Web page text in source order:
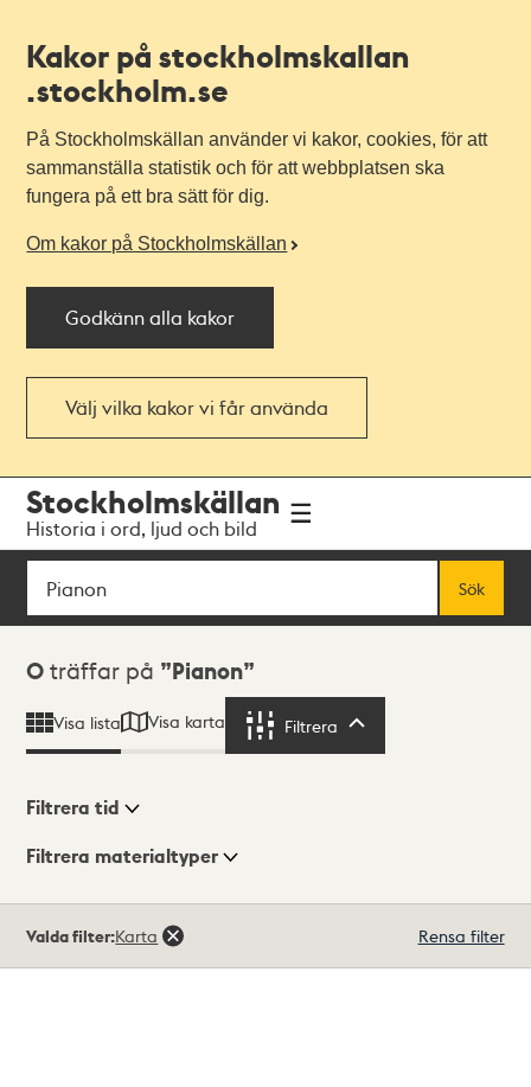
Kakor på stockholmskallan
.stockholm.se
På Stockholmskällan använder vi kakor, cookies, för att
sammanställa statistik och för att webbplatsen ska
fungera på ett bra sätt för dig.
Om kakor på Stockholmskällan
Godkänn alla kakor
Välj vilka kakor vi får använda
navigationen
huvudinnehållet
Stockholmskällan
Historia i ord, ljud och bild
Sök
Sök
Sökresultat
0 träffar på Pianon
Visa lista Visa karta Filtrera
Visningsläge
Filtrera tid
Filtrera materialtyper
träffar
Valda filter:Karta Rensa filter